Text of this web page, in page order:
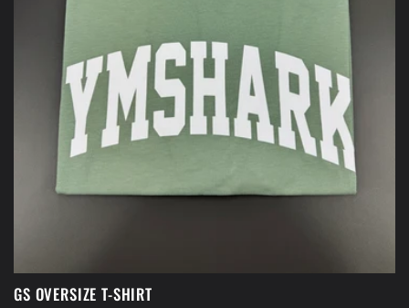
GS OVERSIZE T-SHIRT